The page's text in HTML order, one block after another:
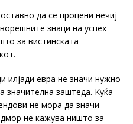
да се процени нечиј
знаци на успех
за вистинската
илјади евра не значи нужно
значителна заштеда. Куќа
не мора да значи
не кажува ништо за